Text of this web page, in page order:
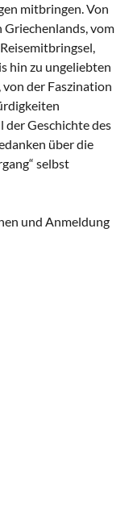
mitbringen. Von
vom
hin zu ungeliebten
der Faszination
der Geschichte des
über die
selbst
und Anmeldung